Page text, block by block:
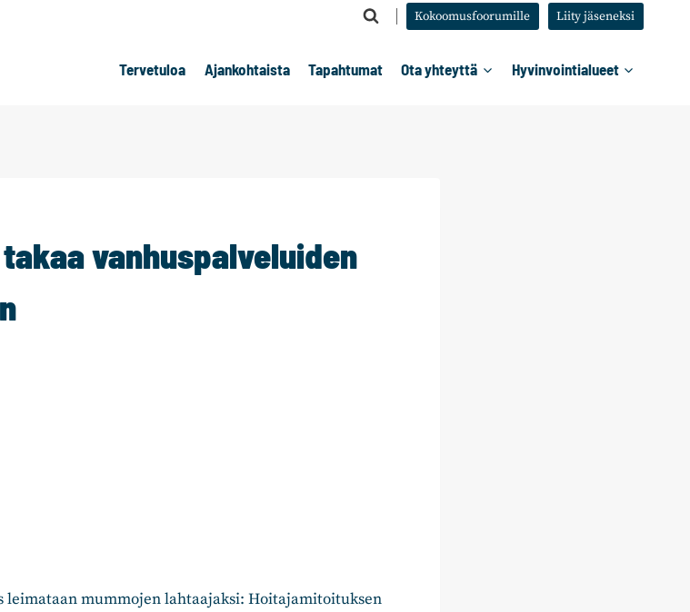
Kokoomusfoorumille Liity jäseneksi
Tervetuloa Ajankohtaista Tapahtumat Ota yhteyttä Hyvinvointialueet
vanhuspalveluiden
leimataan mummojen lahtaajaksi: Hoitajamitoituksen